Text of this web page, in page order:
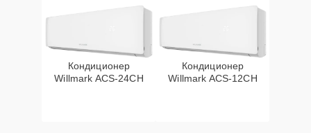
Кондиционер
Willmark ACS-24CH
Кондиционер
Willmark ACS-12CH